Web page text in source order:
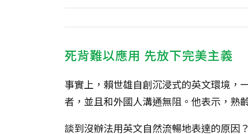
死背難以應用 先放下完美主義
事實上，賴世雄自創沉浸式的英文環境，
者，並且和外國人溝通無阻。他表示，熟
談到沒辦法用英文自然流暢地表達的原因